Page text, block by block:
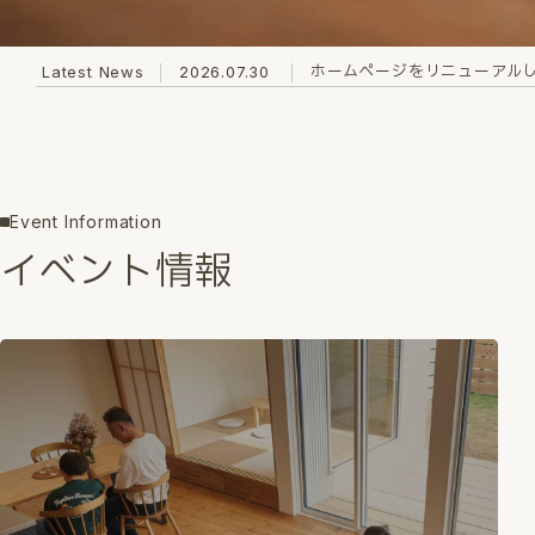
Latest News 2026.07.30 ホームページをリニューアル
Event Information
イベント情報